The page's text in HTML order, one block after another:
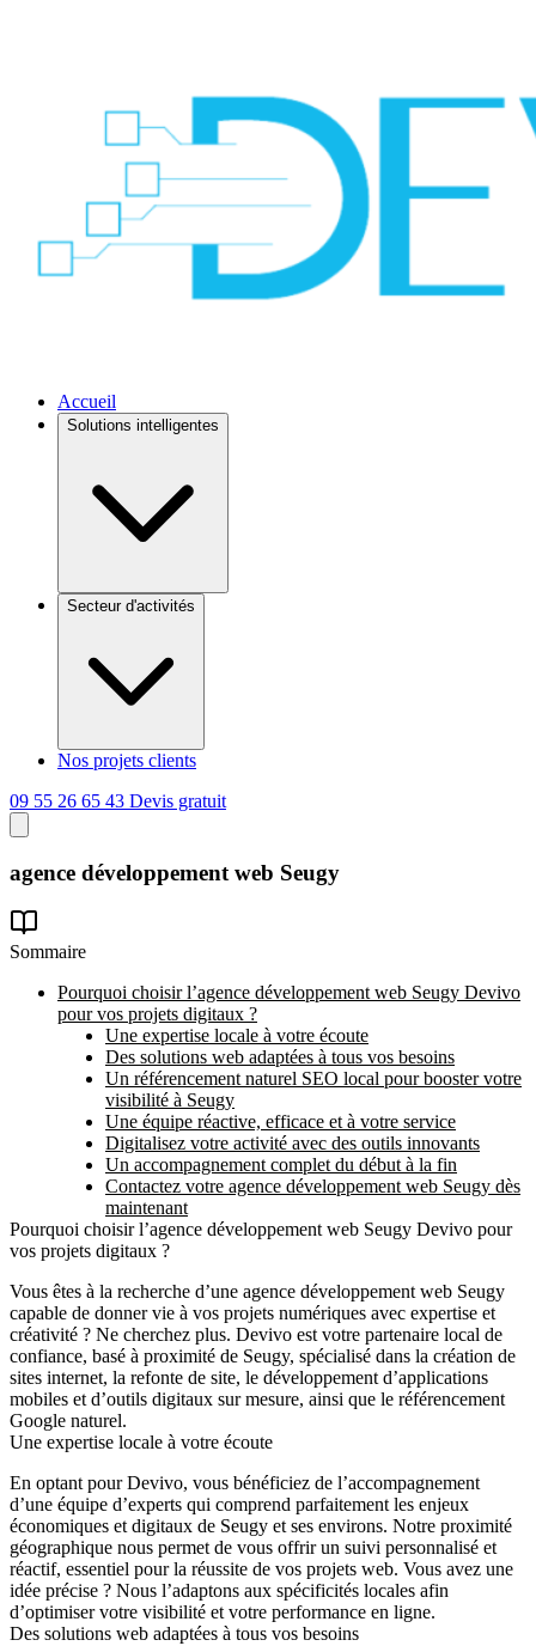
Accueil
Solutions intelligentes
Secteur d'activités
Nos projets clients
09 55 26 65 43 Devis gratuit
agence développement web Seugy
Sommaire
Pourquoi choisir l’agence développement web Seugy Devivo
pour vos projets digitaux ?
Une expertise locale à votre écoute
Des solutions web adaptées à tous vos besoins
Un référencement naturel SEO local pour booster votre
visibilité à Seugy
Une équipe réactive, efficace et à votre service
Digitalisez votre activité avec des outils innovants
Un accompagnement complet du début à la fin
Contactez votre agence développement web Seugy dès
maintenant
Pourquoi choisir l’agence développement web Seugy Devivo pour
vos projets digitaux ?
Vous êtes à la recherche d’une agence développement web Seugy
capable de donner vie à vos projets numériques avec expertise et
créativité ? Ne cherchez plus. Devivo est votre partenaire local de
confiance, basé à proximité de Seugy, spécialisé dans la création de
sites internet, la refonte de site, le développement d’applications
mobiles et d’outils digitaux sur mesure, ainsi que le référencement
Google naturel.
Une expertise locale à votre écoute
En optant pour Devivo, vous bénéficiez de l’accompagnement
d’une équipe d’experts qui comprend parfaitement les enjeux
économiques et digitaux de Seugy et ses environs. Notre proximité
géographique nous permet de vous offrir un suivi personnalisé et
réactif, essentiel pour la réussite de vos projets web. Vous avez une
idée précise ? Nous l’adaptons aux spécificités locales afin
d’optimiser votre visibilité et votre performance en ligne.
Des solutions web adaptées à tous vos besoins